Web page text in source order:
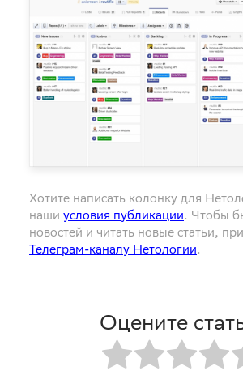
Хотите написать колонку для
наши условия публикации. Чтобы
новостей и читать новые статьи,
Телеграм-каналу Нетологии.
Оцените